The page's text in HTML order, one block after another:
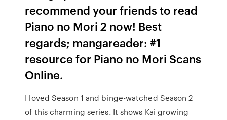
recommend your friends to read
Piano no Mori 2 now! Best
regards; mangareader: #1
resource for Piano no Mori Scans
Online.
I loved Season 1 and binge-watched Season 2
of this charming series. It shows Kai growing